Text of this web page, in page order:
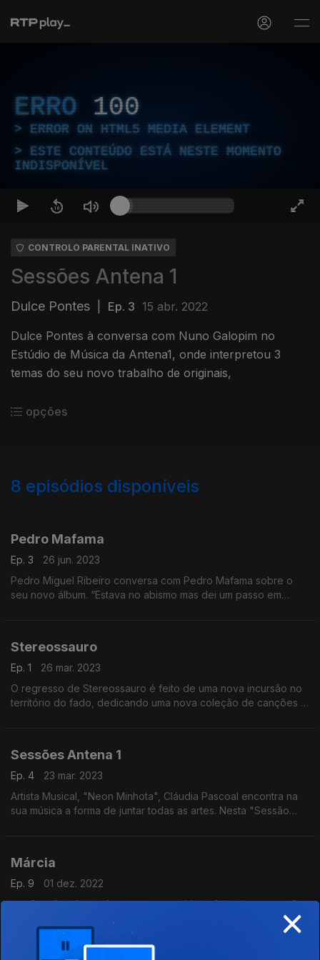
ERRO 100
ERROR ON HTML5 MEDIA ELEMENT
ESTE CONTEÚDO ESTÁ NESTE MOMENTO
INDISPONÍVEL
CONTROLO PARENTAL INATIVO
Sessões Antena 1
Dulce Pontes Ep. 3 15 abr. 2022
Dulce Pontes à conversa com Nuno Galopim no
Estúdio de Música da Antena1, onde interpretou 3
temas do seu novo trabalho de originais,
opções
8 episódios disponíveis
Pedro Mafama
Ep. 3
26 jun. 2023
Pedro Miguel Ribeiro conversa com Pedro Mafama sobre o
seu novo álbum. “Estava no abismo mas dei um passo em
Stereossauro
Ep. 1
26 mar. 2023
O regresso de Stereossauro é feito de uma nova incursão no
território do fado, dedicando uma nova coleção de canções à
Sessões Antena 1
Ep. 4
23 mar. 2023
Artista Musical, "Neon Minhota", Cláudia Pascoal encontra na
sua música a forma de juntar todas as artes. Nesta "Sessão
Márcia
Ep. 9
01 dez. 2022
nas Sessões Antena1, conversa com Nuno Galopim e canta 3
temas do seu mais recente disco de originais de título "Picos e
Vales"
×